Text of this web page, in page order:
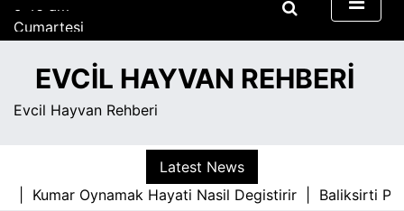
Cumartesi
Ağustos 8, 2026
9:46 am
EVCIL HAYVAN REHBERI
Evcil Hayvan Rehberi
Latest News
Kumar Oynamak Hayati Nasil Degistirir | Baliksirti